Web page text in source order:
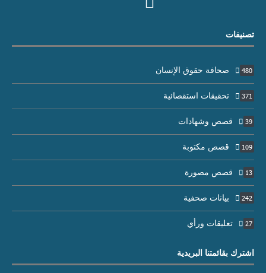
تصنيفات
صحافة حقوق الإنسان 480
تحقيقات استقصائية 371
قصص وشهادات 39
قصص مكتوبة 109
قصص مصورة 13
بيانات صحفية 242
تعليقات ورأي 27
اشترك بقائمتنا البريدية